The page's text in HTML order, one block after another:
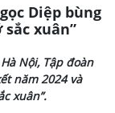
Diệp bùng
xuân”
Nội, Tập đoàn
năm 2024 và
xuân”.